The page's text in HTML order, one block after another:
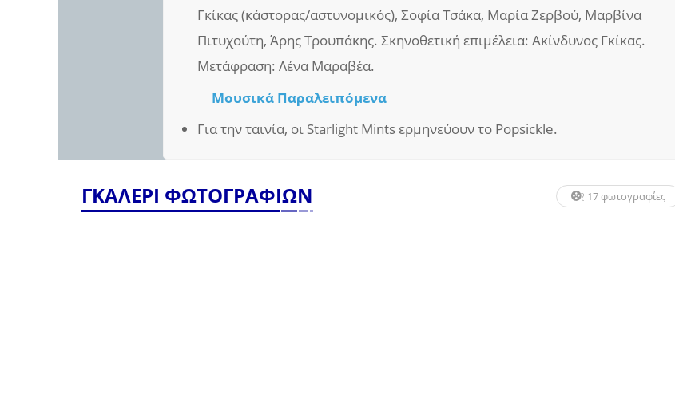
Γκίκας (κάστορας/αστυνομικός), Σοφία Τσάκα, Μαρία Ζερβού, Μαρβίνα
Πιτυχούτη, Άρης Τρουπάκης. Σκηνοθετική επιμέλεια: Ακίνδυνος Γκίκας.
Μετάφραση: Λένα Μαραβέα.
Μουσικά Παραλειπόμενα
Για την ταινία, οι Starlight Mints ερμηνεύουν το Popsickle.
ΓΚΑΛΕΡΙ ΦΩΤΟΓΡΑΦΙΩΝ 17 φωτογραφίες